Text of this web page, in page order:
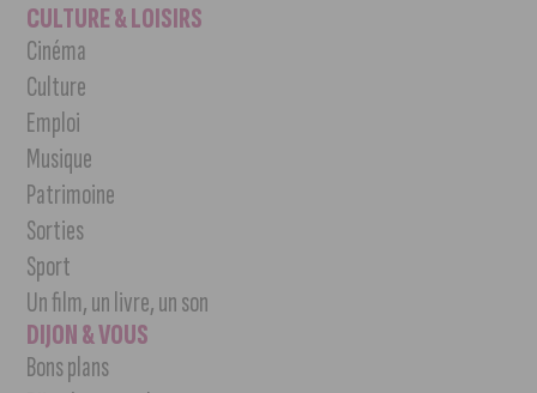
CULTURE & LOISIRS
Cinéma
Culture
Emploi
Musique
Patrimoine
Sorties
Sport
Un film, un livre, un son
DIJON & VOUS
Bons plans